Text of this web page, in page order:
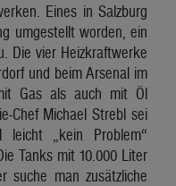
Eines in Salzburg
umgestellt worden, ein
Die vier Heizkraftwerke
und beim Arsenal im
Gas als auch mit Öl
Chef Michael Strebl sei
leicht „kein Problem“
Tanks mit 10.000 Liter
suche man zusätzliche